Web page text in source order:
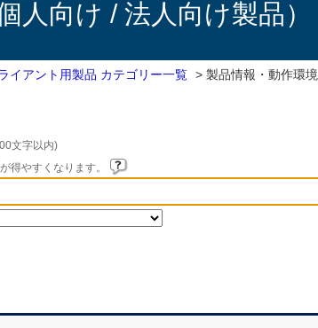
向け / 法人向け製品）
イアント用製品 カテゴリー一覧 > 製品情報・動作環境
文字以内)
得やすくなります。